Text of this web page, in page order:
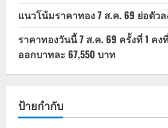
แนวโน้มราคาทอง 7 ส.ค. 69 ย่อตัว
ราคาทองวันนี้ 7 ส.ค. 69 ครั้งที่ 1 ค
ออกบาทละ 67,550 บาท
ป้ายกำกับ